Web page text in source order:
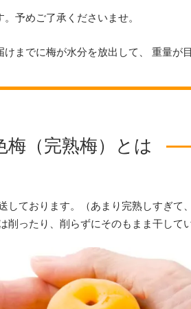
予めご了承くださいませ。
けまでに梅が水分を放出して、 重量が
梅（完熟梅）とは
しております。（あまり完熟しすぎて
ったり、削らずにそのもまま干して